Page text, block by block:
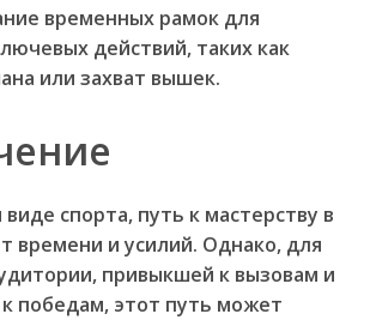
временных рамок для
действий, таких как
или захват вышек.
спорта, путь к мастерству в
времени и усилий. Однако, для
привыкшей к вызовам и
победам, этот путь может